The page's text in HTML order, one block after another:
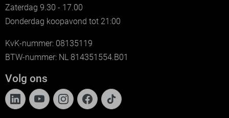
Zaterdag 9.30 - 17.00
Donderdag koopavond tot 21:00
KvK-nummer: 08135119
BTW-nummer: NL 814351554.B01
Volg ons